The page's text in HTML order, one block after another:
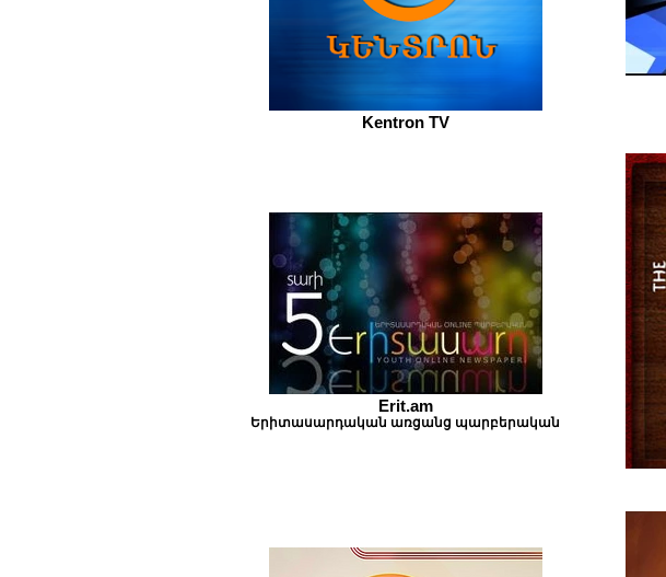
Kentron TV
Erit.am
Երիտասարդական առցանց պարբերական